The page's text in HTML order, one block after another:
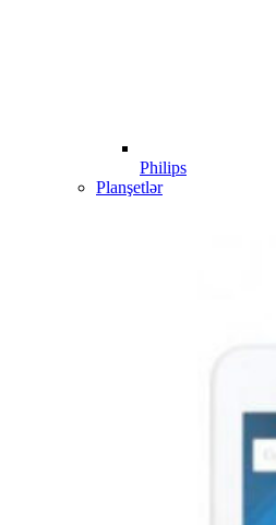
Philips
Planşetlər